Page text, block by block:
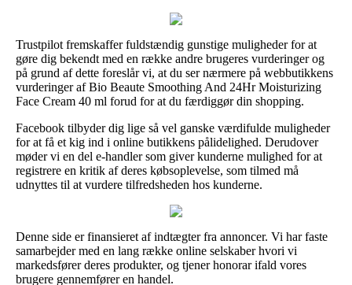
Trustpilot fremskaffer fuldstændig gunstige muligheder for at
gøre dig bekendt med en række andre brugeres vurderinger og
på grund af dette foreslår vi, at du ser nærmere på webbutikkens
vurderinger af Bio Beaute Smoothing And 24Hr Moisturizing
Face Cream 40 ml forud for at du færdiggør din shopping.
Facebook tilbyder dig lige så vel ganske værdifulde muligheder
for at få et kig ind i online butikkens pålidelighed. Derudover
møder vi en del e-handler som giver kunderne mulighed for at
registrere en kritik af deres købsoplevelse, som tilmed må
udnyttes til at vurdere tilfredsheden hos kunderne.
Denne side er finansieret af indtægter fra annoncer. Vi har faste
samarbejder med en lang række online selskaber hvori vi
markedsfører deres produkter, og tjener honorar ifald vores
brugere gennemfører en handel.